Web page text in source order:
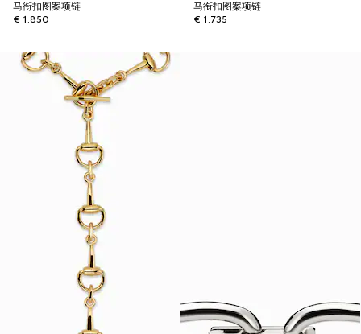
马衔扣图案项链
€ 1.850
马衔扣图案项链
€ 1.735